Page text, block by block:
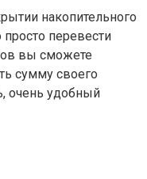
накопительного
перевести
вы сможете
сумму своего
очень удобный